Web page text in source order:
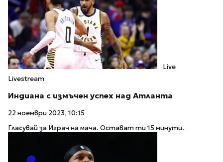
Live
Livestream
Индиана с измъчен успех над Атланта
22 ноември 2023, 10:15
Гласувай за Играч на мача. Остават ти 15 минути.